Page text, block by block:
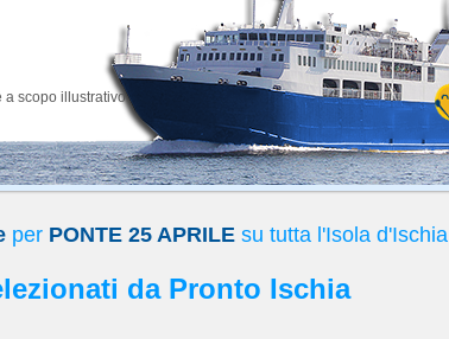
a scopo illustrativo.
per PONTE 25 APRILE su tutta l'Isola d'Ischia
da Pronto Ischia